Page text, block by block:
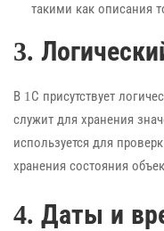
такими как описания
3.
В 1С присутствует
служит для хранения
используется для
хранения состояния
4. Даты и